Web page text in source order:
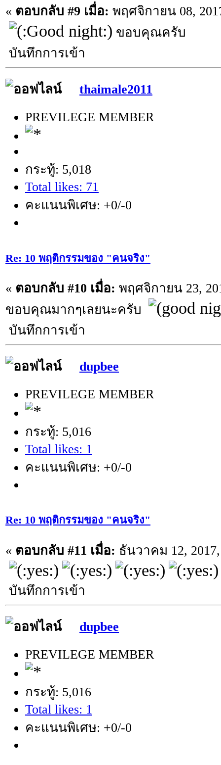
« ตอบกลับ #9 เมื่อ: พฤศจิกายน 08,
ขอบคุณครับ
บันทึกการเข้า
thaimale2011
PREVILEGE MEMBER
กระทู้: 5,018
Total likes: 71
คะแนนพิเศษ: +0/-0
Re: 10 พฤติกรรมของ "คนจริง"
« ตอบกลับ #10 เมื่อ: พฤศจิกายน 23,
ขอบคุณมากๆเลยนะครับ
บันทึกการเข้า
dupbee
PREVILEGE MEMBER
กระทู้: 5,016
Total likes: 1
คะแนนพิเศษ: +0/-0
Re: 10 พฤติกรรมของ "คนจริง"
« ตอบกลับ #11 เมื่อ: ธันวาคม 12, 2017,
บันทึกการเข้า
dupbee
PREVILEGE MEMBER
กระทู้: 5,016
Total likes: 1
คะแนนพิเศษ: +0/-0